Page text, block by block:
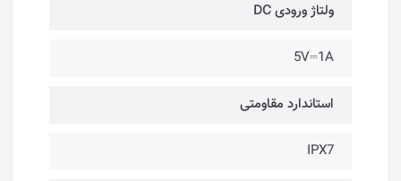
ولتاژ ورودی DC
5V⎓1A
استاندارد مقاومتی
IPX7